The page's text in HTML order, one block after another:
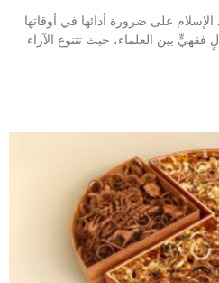
على ضرورة أدائها في أوقاتها
بين العلماء، حيث تتنوع الآراء